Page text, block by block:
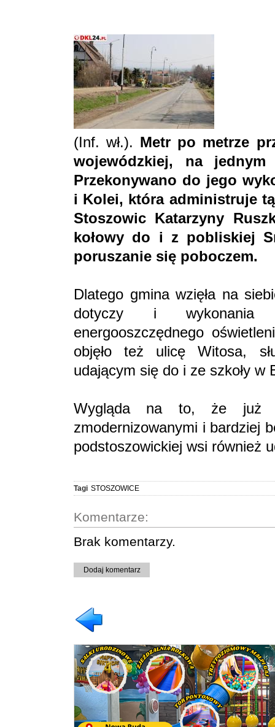
(Inf. wł.). Metr po metrze
wojewódzkiej, na
Przekonywano do jego
i Kolei, która administruje
Stoszowic Katarzyny
kołowy do i z pobliskiej
poruszanie się poboczem.
Dlatego gmina wzięła na
dotyczy i wykonania
energooszczędnego
objęło też ulicę Witosa,
udającym się do i ze szkoły w
Wygląda na to, że już
zmodernizowanymi i bardziej
podstoszowickiej wsi również
Tagi STOSZOWICE
Komentarze:
Brak komentarzy.
Dodaj komentarz